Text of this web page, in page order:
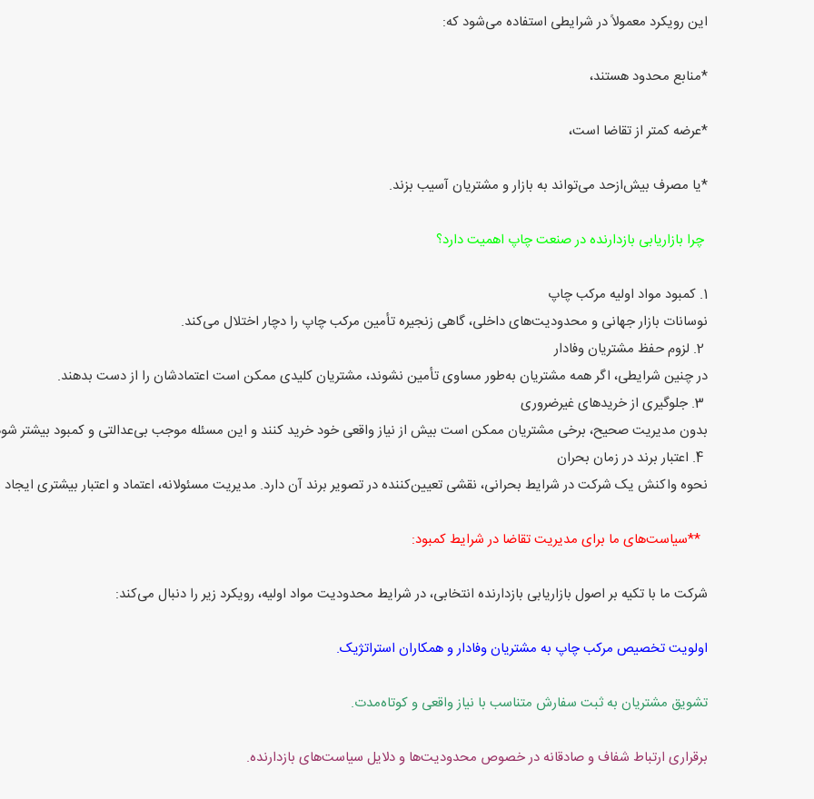
این رویکرد معمولاً در شرایطی استفاده می‌شود که:
*منابع محدود هستند،
*عرضه کمتر از تقاضا است،
*یا مصرف بیش‌ازحد می‌تواند به بازار و مشتریان آسیب بزند.
چرا بازاریابی بازدارنده در صنعت چاپ اهمیت دارد؟
1. کمبود مواد اولیه مرکب چاپ
نوسانات بازار جهانی و محدودیت‌های داخلی، گاهی زنجیره تأمین مرکب چاپ را دچار اختلال می‌کند.
در چنین شرایطی، اگر همه مشتریان به‌طور مساوی تأمین نشوند، مشتریان کلیدی ممکن است اعتمادشان را از دست بدهند.
بدون مدیریت صحیح، برخی مشتریان ممکن است بیش از نیاز واقعی خود خرید کنند و این مسئله موجب بی‌عدالتی و کمبود بیشتر
نحوه واکنش یک شرکت در شرایط بحرانی، نقشی تعیین‌کننده در تصویر برند آن دارد. مدیریت مسئولانه، اعتماد و اعتبار بیشتری
**سیاست‌های ما برای مدیریت تقاضا در شرایط کمبود:
شرکت ما با تکیه بر اصول بازاریابی بازدارنده انتخابی، در شرایط محدودیت مواد اولیه، رویکرد زیر را دنبال می‌کند:
اولویت تخصیص مرکب چاپ به مشتریان وفادار و همکاران استراتژیک.
تشویق مشتریان به ثبت سفارش متناسب با نیاز واقعی و کوتاه‌مدت.
برقراری ارتباط شفاف و صادقانه در خصوص محدودیت‌ها و دلایل سیاست‌های بازدارنده.